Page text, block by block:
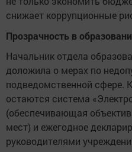
снижает коррупционные
Прозрачность в
Начальник отдела
доложила о мерах по
подведомственной
остаются система
(обеспечивающая
мест) и ежегодное
руководителями